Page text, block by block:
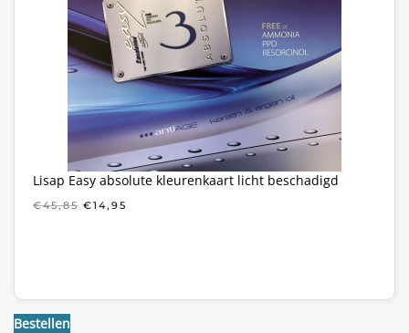
Lisap Easy absolute kleurenkaart licht beschadigd
€45,85 OORSPRONKELIJKE
€14,95
Bestellen